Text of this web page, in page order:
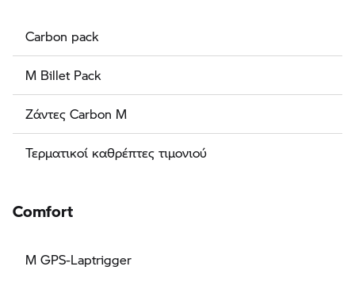
Carbon pack
M Billet Pack
Ζάντες Carbon M
Τερματικοί καθρέπτες τιμονιού
Comfort
M GPS-Laptrigger